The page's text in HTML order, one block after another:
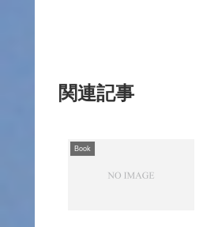
関連記事
Book